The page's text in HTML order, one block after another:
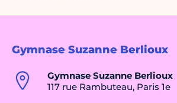
Gymnase Suzanne Berlioux
Gymnase Suzanne Berlioux
117 rue Rambuteau, Paris 1e